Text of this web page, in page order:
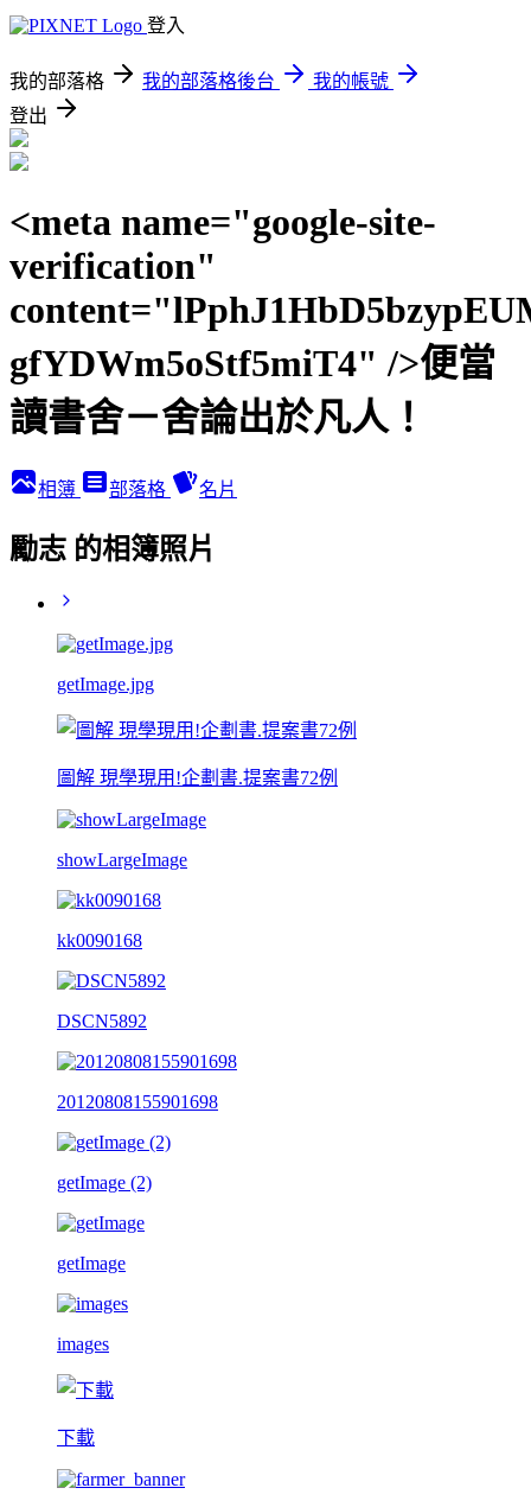
登入
我的部落格 我的部落格後台
我的帳號
登出
<meta name="google-site-
verification"
gfYDWm5oStf5miT4" />便當
讀書舍－舍論出於凡人！
相簿 部落格 名片
勵志 的相簿照片
getImage.jpg
圖解 現學現用!企劃書.提案書72例
showLargeImage
kk0090168
DSCN5892
20120808155901698
getImage (2)
getImage
images
下載